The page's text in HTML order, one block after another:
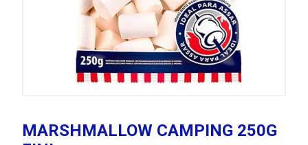
MARSHMALLOW CAMPING 250G